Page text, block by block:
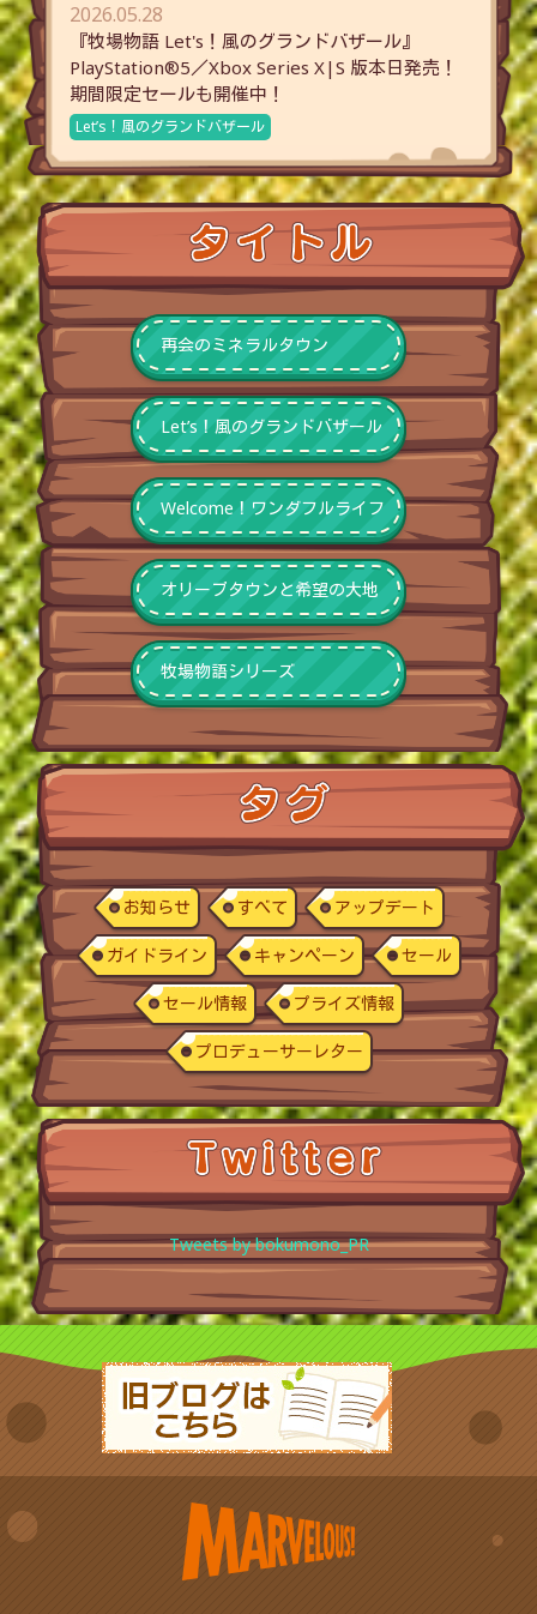
2026.05.28
『牧場物語 Let's！風のグランドバザール』
PlayStation®5／Xbox Series X|S 版本日発売！
期間限定セールも開催中！
Let’s！風のグランドバザール
再会のミネラルタウン
Let’s！風のグランドバザール
Welcome！ワンダフルライフ
オリーブタウンと希望の大地
牧場物語シリーズ
お知らせ すべて アップデート
ガイドライン キャンペーン セール
セール情報 プライズ情報
プロデューサーレター
Tweets by bokumono_PR